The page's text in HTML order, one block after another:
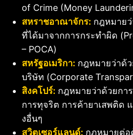
of Crime (Money
สหราชอาณาจักร: กฎหมาย
ที่ได้มาจากการกระทำผิด
– POCA)
สหรัฐอเมริกา: กฎหมายว่าด้
บริษัท (Corporate
สิงคโปร์: กฎหมายว่าด้วยกา
การทุจริต การค้ายาเสพติด
งอื่นๆ
สวิตเซอร์แลนด์: กฎหมายต่อ